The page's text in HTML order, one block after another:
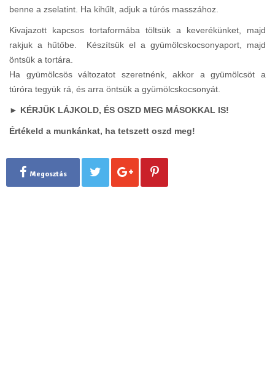
benne a zselatint. Ha kihűlt, adjuk a túrós masszához.
Kivajazott kapcsos tortaformába töltsük a keverékünket, majd
rakjuk a hűtőbe. Készítsük el a gyümölcskocsonyaport, majd
öntsük a tortára.
Ha gyümölcsös változatot szeretnénk, akkor a gyümölcsöt a
túróra tegyük rá, és arra öntsük a gyümölcskocsonyát.
► KÉRJÜK LÁJKOLD, ÉS OSZD MEG MÁSOKKAL IS!
Értékeld a munkánkat, ha tetszett oszd meg!
Megosztás